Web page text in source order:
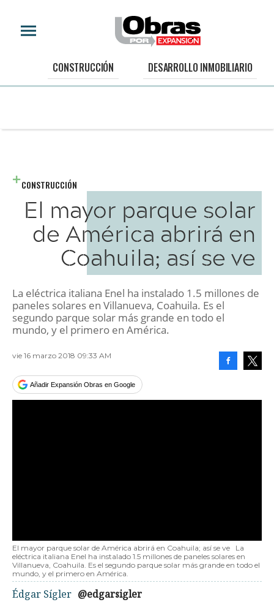
CONSTRUCCIÓN DESARROLLO INMOBILIARIO
CONSTRUCCIÓN
El mayor parque solar
de América abrirá en
Coahuila; así se ve
La eléctrica italiana Enel ha instalado 1.5 millones de
paneles solares en Villanueva, Coahuila. Es el
segundo parque solar más grande en todo el
mundo, y el primero en América.
vie 16 marzo 2018 09:33 AM
Añadir Expansión Obras en Google
El mayor parque solar de América abrirá en Coahuila; así se ve
La
eléctrica italiana Enel ha instalado 1.5 millones de paneles solares en
Villanueva, Coahuila. Es el segundo parque solar más grande en todo el
mundo, y el primero en América.
Édgar Sígler @edgarsigler